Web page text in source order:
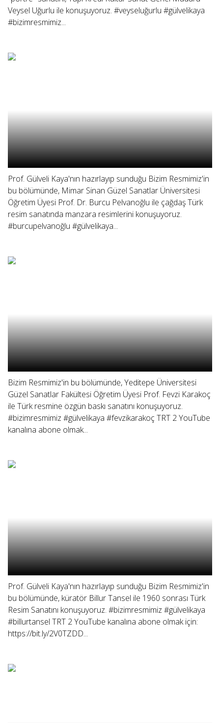
Veysel Uğurlu ile konuşuyoruz. #veyseluğurlu #gülvelikaya
#bizimresmimiz...
Prof. Gülveli Kaya'nın hazırlayıp sunduğu Bizim Resmimiz'in
bu bölümünde, Mimar Sinan Güzel Sanatlar Üniversitesi
Öğretim Üyesi Prof. Dr. Burcu Pelvanoğlu ile çağdaş Türk
resim sanatında manzara resimlerini konuşuyoruz.
#burcupelvanoğlu #gülvelikaya...
Bizim Resmimiz'in bu bölümünde, Yeditepe Üniversitesi
Güzel Sanatlar Fakültesi Öğretim Üyesi Prof. Fevzi Karakoç
ile Türk resmine özgün baskı sanatını konuşuyoruz.
#bizimresmimiz #gülvelikaya #fevzikarakoç TRT 2 YouTube
kanalına abone olmak...
Prof. Gülveli Kaya'nın hazırlayıp sunduğu Bizim Resmimiz'in
bu bölümünde, küratör Billur Tansel ile 1960 sonrası Türk
Resim Sanatını konuşuyoruz. #bizimresmimiz #gülvelikaya
#billurtansel TRT 2 YouTube kanalına abone olmak için:
https://bit.ly/2V0TZDD...